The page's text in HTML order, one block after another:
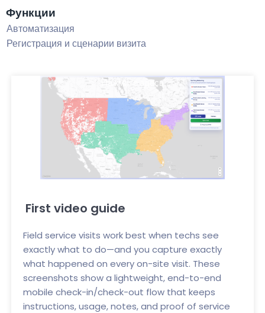
Функции
Автоматизация
Регистрация и сценарии визита
First video guide
Field service visits work best when techs see
exactly what to do—and you capture exactly
what happened on every on-site visit. These
screenshots show a lightweight, end-to-end
mobile check-in/check-out flow that keeps
instructions, usage, notes, and proof of service
Нажмите здесь